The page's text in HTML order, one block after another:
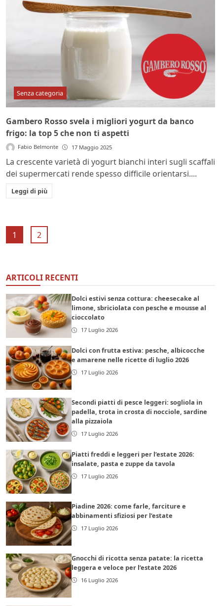
Senza categoria
Gambero Rosso svela i migliori yogurt da banco
frigo: la top 5 che non ti aspetti
Fabio Belmonte 17 Maggio 2025
La crescente varietà di yogurt bianchi interi sugli scaffali
dei supermercati rende spesso difficile orientarsi....
Leggi di più
1 2
ARTICOLI RECENTI
Dolci estivi senza cottura: cheesecake al
limone, sbriciolata con pesche e mousse al
cioccolato
17 Luglio 2026
Dolci con frutta estiva: pesche, albicocche
e amarene nelle ricette di luglio 2026
17 Luglio 2026
Secondi piatti di pesce leggeri: sogliola in
padella, trota in crosta di nocciole, sardine
alla pizzaiola
17 Luglio 2026
Piatti freddi e leggeri per l’estate 2026:
insalate, pasta e zuppe da tavola
17 Luglio 2026
Piadine 2026: come farle, farciture e
abbinamenti sfiziosi per l’estate
17 Luglio 2026
Gnocchi di ricotta senza patate: la ricetta
leggera e veloce per l’estate 2026
16 Luglio 2026